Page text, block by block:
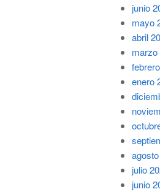
junio
mayo
abril
marzo
enero
julio
junio